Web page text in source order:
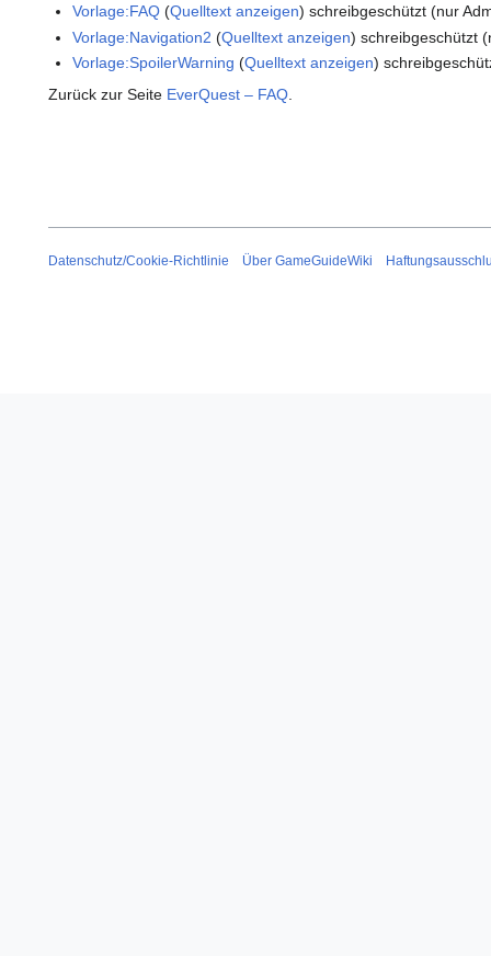
Vorlage:FAQ (Quelltext anzeigen) schreibgeschützt (nur
Vorlage:Navigation2 (Quelltext anzeigen) schreibgeschützt
Vorlage:SpoilerWarning (Quelltext anzeigen)
Zurück zur Seite EverQuest – FAQ
Datenschutz/Cookie-Richtlinie Über GameGuideWiki